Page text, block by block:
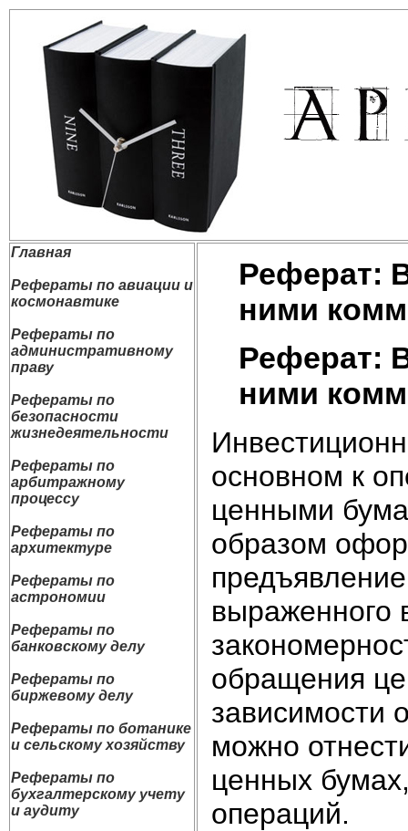
Главная
Рефераты по авиации и
космонавтике
Рефераты по
административному
праву
Рефераты по
безопасности
жизнедеятельности
Рефераты по
арбитражному
процессу
Рефераты по
архитектуре
Рефераты по
астрономии
Рефераты по
банковскому делу
Рефераты по
биржевому делу
Рефераты по ботанике
и сельскому хозяйству
Рефераты по
бухгалтерскому учету
и аудиту
Реферат:
ними
Реферат:
ними
основном к
ценными
образом
выраженного
обращения
зависимости
можно
ценных
операций.